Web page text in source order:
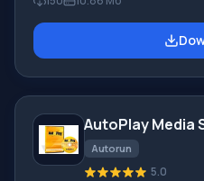
som muligt. Derudover giver
direkte styring af
systemindstillingerne på din
AutoPlay Media
Autorun
5.0